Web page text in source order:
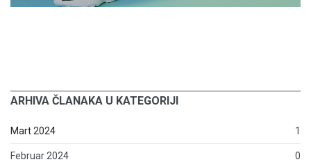
ARHIVA ČLANAKA U KATEGORIJI
Mart 2024 1
Februar 2024 0